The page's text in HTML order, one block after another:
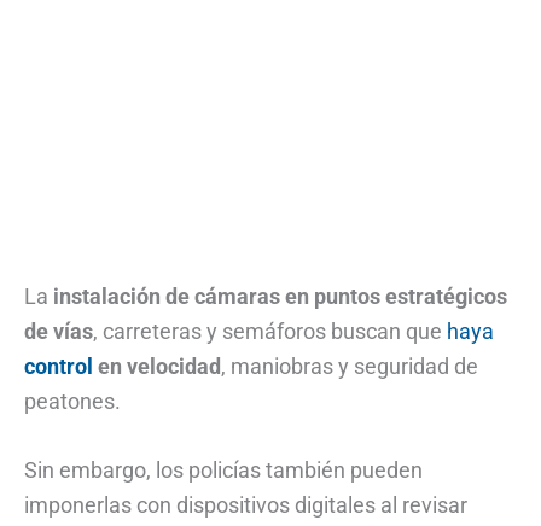
La instalación de cámaras en puntos estratégicos
de vías, carreteras y semáforos buscan que haya
control en velocidad, maniobras y seguridad de
peatones.
Sin embargo, los policías también pueden
imponerlas con dispositivos digitales al revisar